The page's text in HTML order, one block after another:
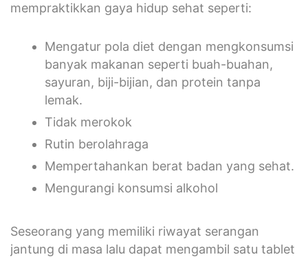
mempraktikkan gaya hidup sehat seperti:
Mengatur pola diet dengan mengkonsumsi
banyak makanan seperti buah-buahan,
sayuran, biji-bijian, dan protein tanpa
lemak.
Tidak merokok
Rutin berolahraga
Mempertahankan berat badan yang sehat.
Mengurangi konsumsi alkohol
Seseorang yang memiliki riwayat serangan
jantung di masa lalu dapat mengambil satu tablet